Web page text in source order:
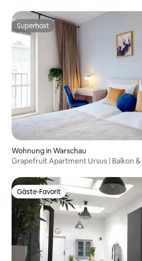
Superhost
Superhost
Wohnung in Warschau
Grapefruit Apartment Ursus | Balkon &
Gäste-Favorit
Gäste-Favorit